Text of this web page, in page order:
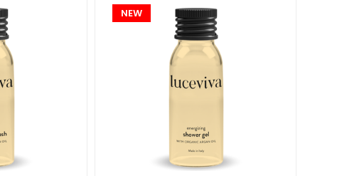
NEW